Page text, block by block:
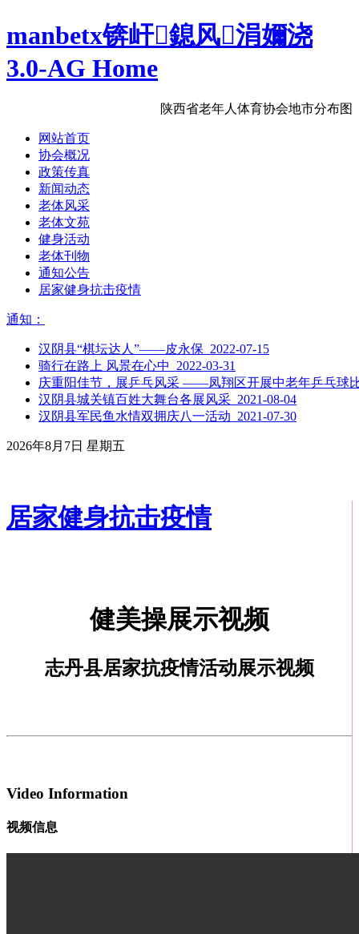
manbetx锛屽鎴风涓嬭浇
3.0-AG Home
陕西省老年人体育协会地市分布图
网站首页
协会概况
政策传真
新闻动态
老体风采
老体文苑
健身活动
老体刊物
通知公告
居家健身抗击疫情
通知：
汉阴县“棋坛达人”——皮永保 2022-07-15
骑行在路上 风景在心中 2022-03-31
庆重阳佳节，展乒乓风采 ——凤翔区开展中老年乒乓球
汉阴县城关镇百姓大舞台各展风采 2021-08-04
汉阴县军民鱼水情双拥庆八一活动 2021-07-30
2026年8月7日 星期五
居家健身抗击疫情
健美操展示视频
志丹县居家抗疫情活动展示视频
Video Information
视频信息